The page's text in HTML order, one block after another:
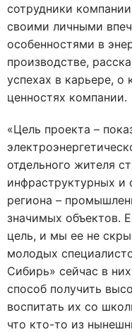
сотрудники
своими личными
особенностями в
производстве,
успехах в карьере, о
ценностях компании.
«Цель проекта –
отдельного жителя
инфраструктурных и
региона –
значимых объектов.
цель, и мы ее не
молодых
Сибирь» сейчас в
способ получить
воспитать их со
что кто-то из